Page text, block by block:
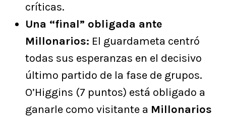
críticas.
Una “final” obligada ante
Millonarios: El guardameta centró
todas sus esperanzas en el decisivo
último partido de la fase de grupos.
O’Higgins (7 puntos) está obligado a
ganarle como visitante a Millonarios